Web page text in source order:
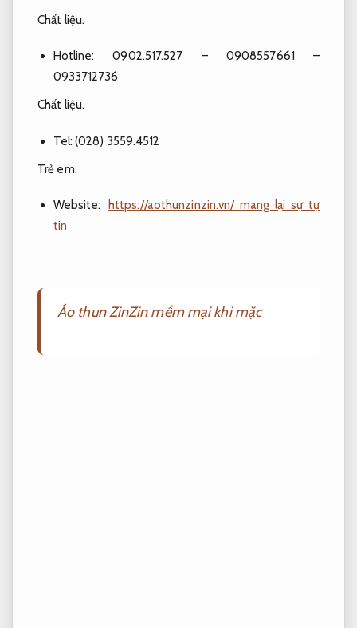
Chất liệu.
Hotline: 0902.517.527 – 0908557661 –
0933712736
Chất liệu.
Tel: (028) 3559.4512
Trẻ em.
Website:
https://aothunzinzin.vn/ mang lại sự tự
tin
Áo thun ZinZin mềm mại khi mặc